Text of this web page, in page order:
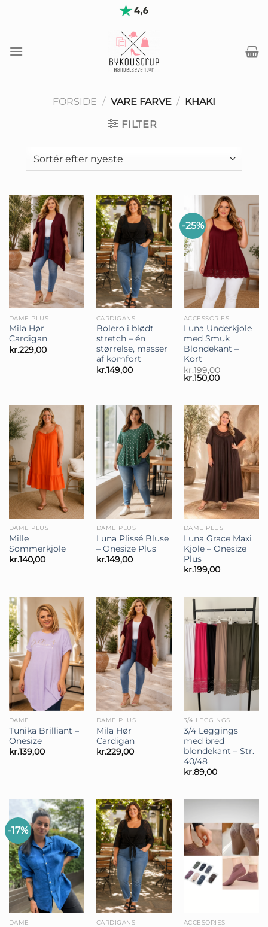
FORSIDE / VARE FARVE / KHAKI
FILTER
DAME PLUS
Mila Hør
Cardigan
kr.229,00
CARDIGANS
Bolero i blødt
stretch – én
størrelse, masser
af komfort
kr.149,00
-25%
ACCESSORIES
Luna Underkjole
med Smuk
Blondekant –
Kort
kr.199,00
Den
oprindelige
kr.199,00.
kr.150,00Den
kr.150,00.
DAME PLUS
Mille
Sommerkjole
kr.140,00
DAME PLUS
Luna Plissé Bluse
– Onesize Plus
kr.149,00
DAME PLUS
Luna Grace Maxi
Kjole – Onesize
Plus
kr.199,00
DAME
Tunika Brilliant –
Onesize
kr.139,00
DAME PLUS
Mila Hør
Cardigan
kr.229,00
3/4 LEGGINGS
3/4 Leggings
med bred
blondekant – Str.
40/48
kr.89,00
-17%
DAME CARDIGANS ACCESORIES